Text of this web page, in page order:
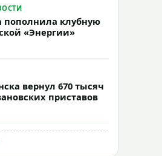
пополнила клубную
«Энергии»
вернул 670 тысяч
приставов